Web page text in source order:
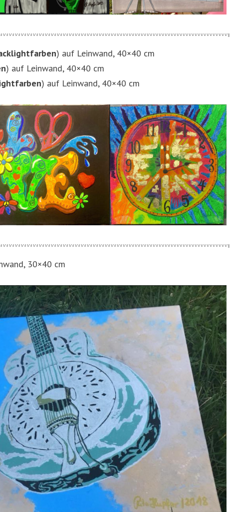
) auf Leinwand, 40×40 cm
) auf Leinwand, 40×40 cm
) auf Leinwand, 40×40 cm
30×40 cm